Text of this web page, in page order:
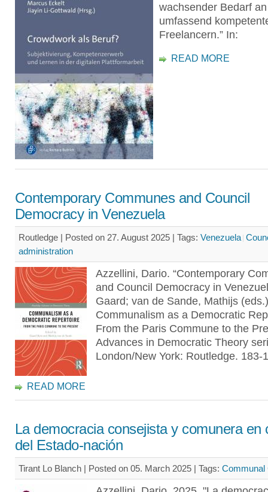
wachsender Bedarf an
umfassend
Freelancern.” In:
READ MORE
Contemporary Communes and Council
Democracy in Venezuela
Routledge | Posted on 27. August 2025 | Tags: Venezuela
administration
Azzellini, Dario. “Contemporary
and Council Democracy in
Gaard; van de Sande, Mathijs
Communalism as a Democratic
From the Paris Commune to the
Advances in Democratic Theory
London/New York: Routledge. 183-
READ MORE
La democracia consejista y comunera en
del Estado-nación
Tirant Lo Blanch | Posted on 05. March 2025 | Tags: Communal